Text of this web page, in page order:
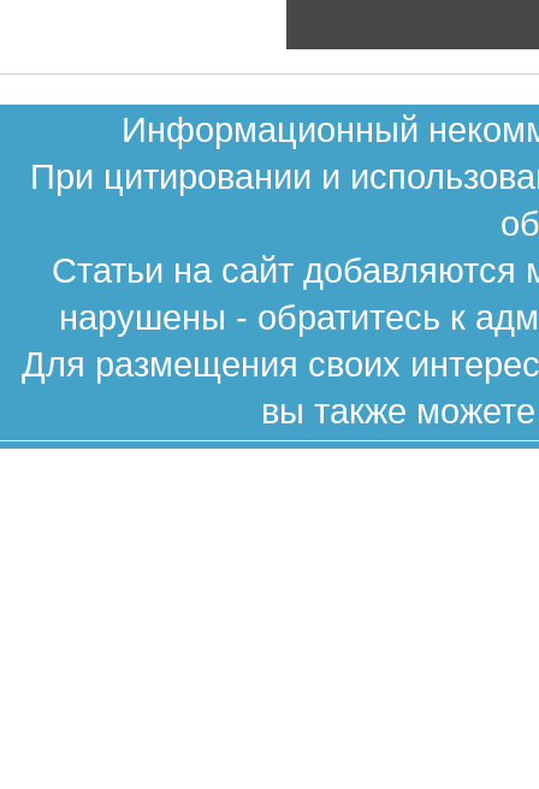
Информационный
При цитировании и
Статьи на сайт
нарушены - обратитесь к
Для размещения своих
вы также